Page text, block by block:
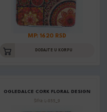
MP: 1620 RSD
DODAJTE U KORPU
OGLEDALCE CORK FLORAL DESIGN
Šifra: L-855_9